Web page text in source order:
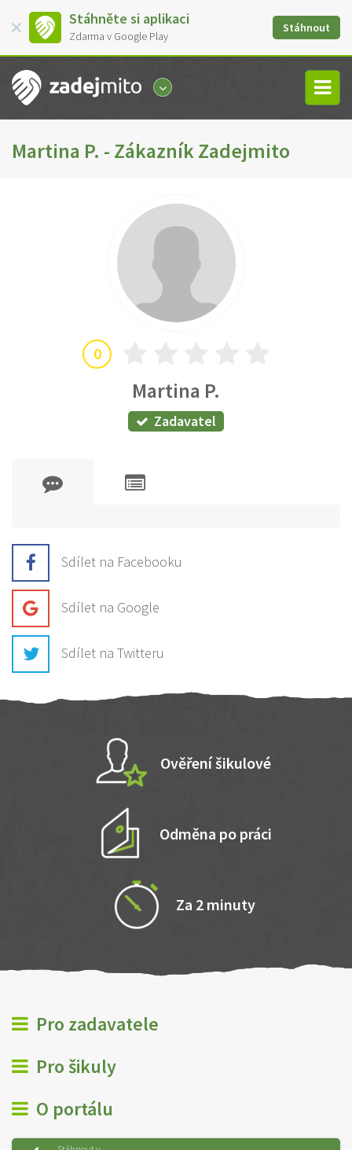
Stáhněte si aplikaci
Zdarma v Google Play
Stáhnout
Martina P. - Zákazník Zadejmito
0
Martina P.
Zadavatel
Sdílet na Facebooku
Sdílet na Google
Sdílet na Twitteru
Ověření šikulové
Odměna po práci
Za 2 minuty
Pro zadavatele
Pro šikuly
O portálu